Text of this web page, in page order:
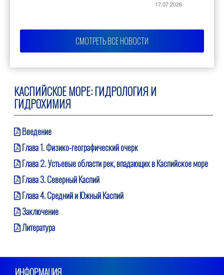
17.07.2026
СМОТРЕТЬ ВСЕ НОВОСТИ
КАСПИЙСКОЕ МОРЕ: ГИДРОЛОГИЯ И
ГИДРОХИМИЯ
Введение
Глава 1. Физико-географический очерк
Глава 2. Устьевые области рек, впадающих в Каспийское море
Глава 3. Северный Каспий
Глава 4. Средний и Южный Каспий
Заключение
Литература
ИНФОРМАЦИЯ